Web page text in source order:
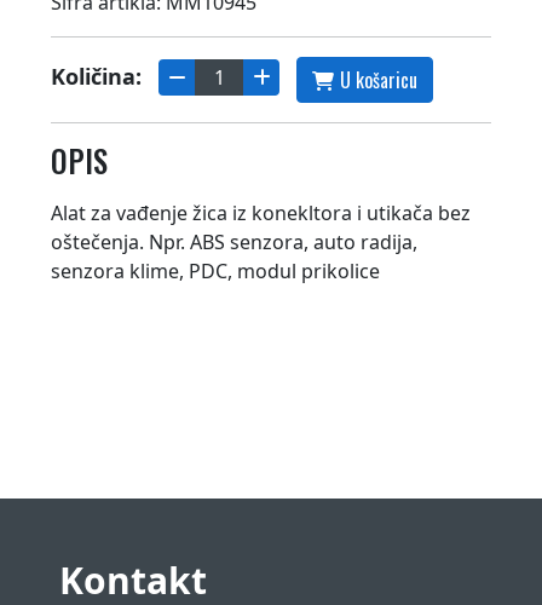
Količina: U košaricu
OPIS
Alat za vađenje žica iz konekltora i utikača bez
oštečenja. Npr. ABS senzora, auto radija,
senzora klime, PDC, modul prikolice
Kontakt